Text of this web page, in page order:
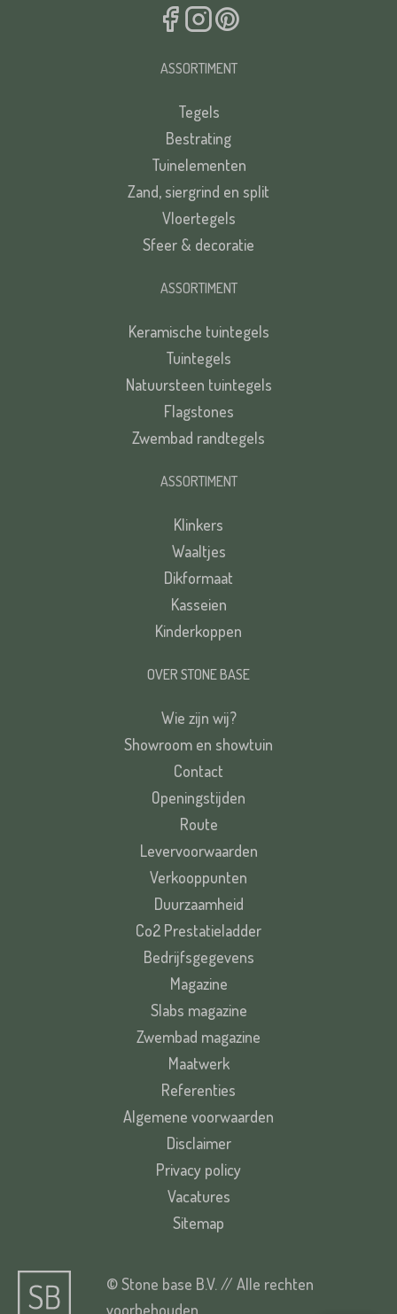
ASSORTIMENT
Tegels
Bestrating
Tuinelementen
Zand, siergrind en split
Vloertegels
Sfeer & decoratie
ASSORTIMENT
Keramische tuintegels
Tuintegels
Natuursteen tuintegels
Flagstones
Zwembad randtegels
ASSORTIMENT
Klinkers
Waaltjes
Dikformaat
Kasseien
Kinderkoppen
OVER STONE BASE
Wie zijn wij?
Showroom en showtuin
Contact
Openingstijden
Route
Levervoorwaarden
Verkooppunten
Duurzaamheid
Co2 Prestatieladder
Bedrijfsgegevens
Magazine
Slabs magazine
Zwembad magazine
Maatwerk
Referenties
Algemene voorwaarden
Disclaimer
Privacy policy
Vacatures
Sitemap
© Stone base B.V. // Alle rechten
voorbehouden